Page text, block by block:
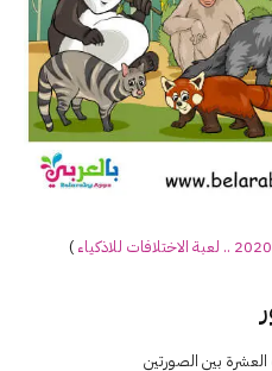
الاختلافات للاذكياء )
بين الصورتين